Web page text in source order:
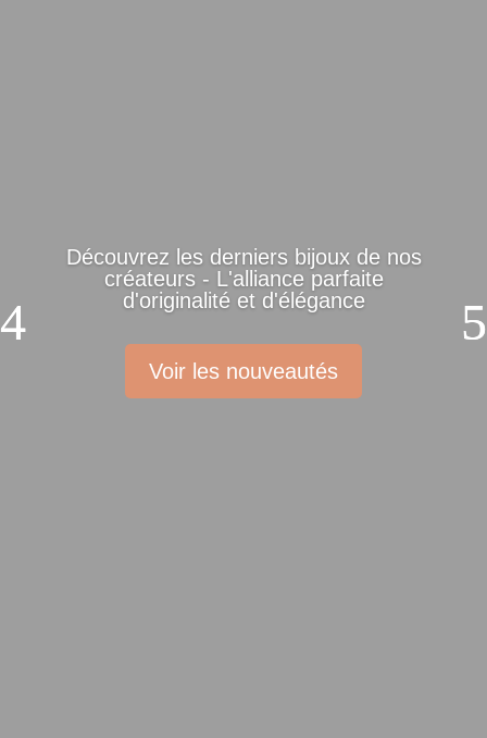
Découvrez les derniers bijoux de nos
créateurs - L'alliance parfaite
d'originalité et d'élégance
Voir les nouveautés